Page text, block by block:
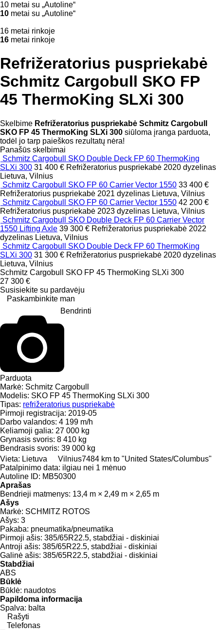
10 metai su „Autoline“
10 metai su „Autoline“
16 metai rinkoje
16 metai rinkoje
Refrižeratorius puspriekabė
Schmitz Cargobull SKO FP
45 ThermoKing SLXi 300
Skelbime Refrižeratorius puspriekabė Schmitz Cargobull
SKO FP 45 ThermoKing SLXi 300 siūloma įranga parduota,
todėl jo tarp paieškos rezultatų nėra!
Panašūs skelbimai
Schmitz Cargobull SKO Double Deck FP 60 ThermoKing
SLXi 300 31 400 € Refrižeratorius puspriekabė 2020 dyzelinas
Lietuva, Vilnius
Schmitz Cargobull SKO FP 60 Carrier Vector 1550 33 400 €
Refrižeratorius puspriekabė 2021 dyzelinas Lietuva, Vilnius
Schmitz Cargobull SKO FP 60 Carrier Vector 1550 42 200 €
Refrižeratorius puspriekabė 2023 dyzelinas Lietuva, Vilnius
Schmitz Cargobull SKO Double Deck FP 60 Carrier Vector
1550 Lifting Axle 39 300 € Refrižeratorius puspriekabė 2022
dyzelinas Lietuva, Vilnius
Schmitz Cargobull SKO Double Deck FP 60 ThermoKing
SLXi 300 31 300 € Refrižeratorius puspriekabė 2020 dyzelinas
Lietuva, Vilnius
Schmitz Cargobull SKO FP 45 ThermoKing SLXi 300
27 300 €
Susisiekite su pardavėju
Paskambinkite man
Bendrinti
Parduota
Markė: Schmitz Cargobull
Modelis: SKO FP 45 ThermoKing SLXi 300
Tipas: refrižeratorius puspriekabė
Pirmoji registracija: 2019-05
Darbo valandos: 4 199 m/h
Keliamoji galia: 27 000 kg
Grynasis svoris: 8 410 kg
Bendrasis svoris: 39 000 kg
Vieta: Lietuva Vilnius7484 km to "United States/Columbus"
Patalpinimo data: ilgiau nei 1 mėnuo
Autoline ID: MB50300
Aprašas
Bendrieji matmenys: 13,4 m × 2,49 m × 2,65 m
Ašys
Markė: SCHMITZ ROTOS
Ašys: 3
Pakaba: pneumatika/pneumatika
Pirmoji ašis: 385/65R22.5, stabdžiai - diskiniai
Antroji ašis: 385/65R22.5, stabdžiai - diskiniai
Galinė ašis: 385/65R22.5, stabdžiai - diskiniai
Stabdžiai
ABS
Būklė
Būklė: naudotos
Papildoma informacija
Spalva: balta
Rašyti
Telefonas